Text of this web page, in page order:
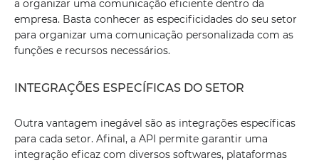
a organizar uma comunicação eficiente dentro da
empresa. Basta conhecer as especificidades do seu setor
para organizar uma comunicação personalizada com as
funções e recursos necessários.
INTEGRAÇÕES ESPECÍFICAS DO SETOR
Outra vantagem inegável são as integrações específicas
para cada setor. Afinal, a API permite garantir uma
integração eficaz com diversos softwares, plataformas